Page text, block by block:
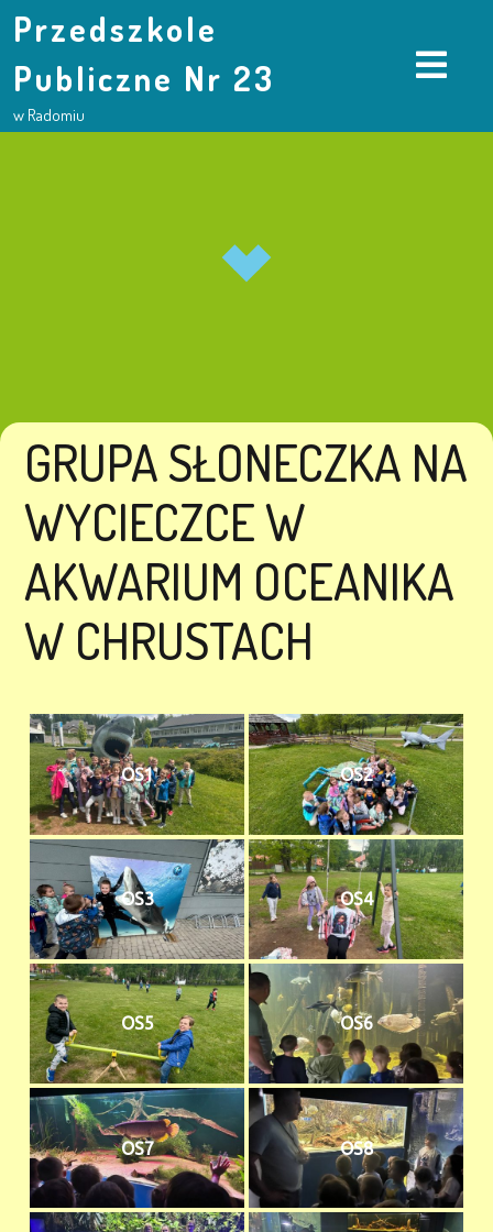
Przedszkole
Publiczne Nr 23
w Radomiu
GRUPA SŁONECZKA NA
WYCIECZCE W
AKWARIUM OCEANIKA
W CHRUSTACH
OS1 OS2
OS3 OS4
OS5 OS6
OS7 OS8